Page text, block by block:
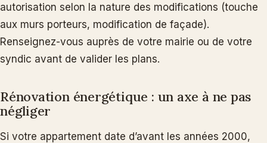
autorisation selon la nature des modifications (touche
aux murs porteurs, modification de façade).
Renseignez-vous auprès de votre mairie ou de votre
syndic avant de valider les plans.
Rénovation énergétique : un axe à ne pas
négliger
Si votre appartement date d’avant les années 2000,